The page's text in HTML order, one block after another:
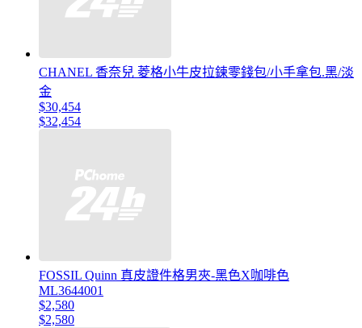
CHANEL 香奈兒 菱格小牛皮拉鍊零錢包/小手拿包.黑/淡
金
$30,454
$32,454
FOSSIL Quinn 真皮證件格男夾-黑色X咖啡色
ML3644001
$2,580
$2,580